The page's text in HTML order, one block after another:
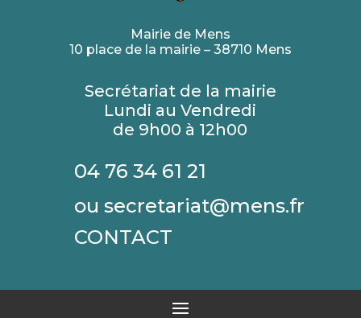
Mairie de Mens
10 place de la mairie – 38710 Mens
Secrétariat de la mairie
Lundi au Vendredi
de 9h00 à 12h00
04 76 34 61 21
ou secretariat@mens.fr
CONTACT